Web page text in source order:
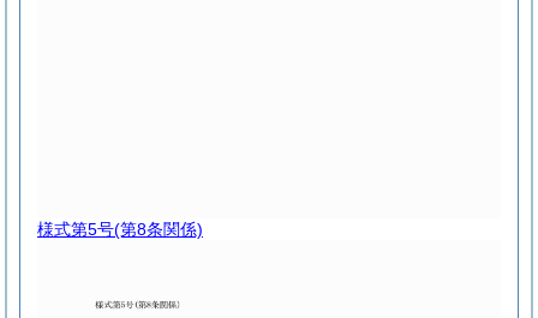
様式第5号(第8条関係)